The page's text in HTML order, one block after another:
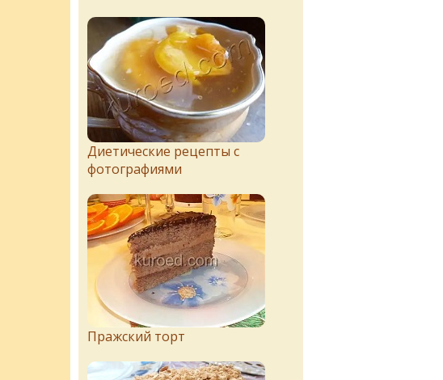
Диетические рецепты с
фотографиями
Пражский торт